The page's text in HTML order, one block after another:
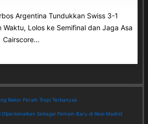
Argentina Tundukkan Swiss 3-1
Waktu, Lolos ke Semifinal dan Jaga Asa
Cairscore…
Rekor Peraih Tropi Terbanyak
Diperkenalkan Sebagai Pemain Baru di Real Madrid